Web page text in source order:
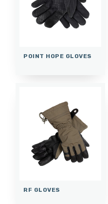
POINT HOPE GLOVES
RF GLOVES